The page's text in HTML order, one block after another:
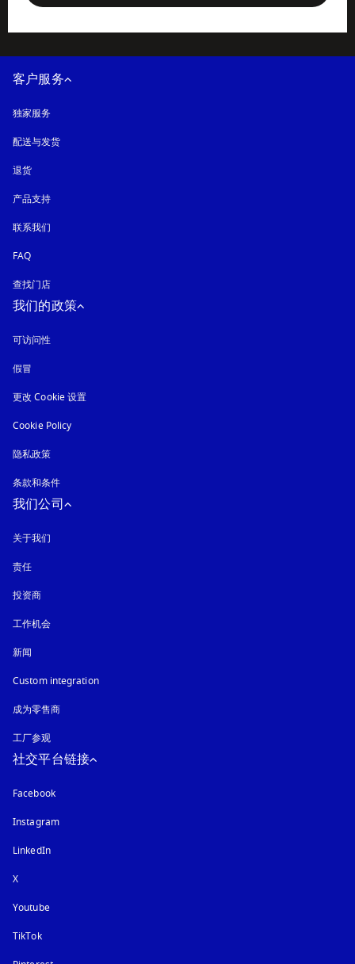
客户服务
独家服务
配送与发货
退货
产品支持
联系我们
FAQ
查找门店
我们的政策
可访问性
假冒
更改 Cookie 设置
Cookie Policy
隐私政策
条款和条件
我们公司
关于我们
责任
投资商
工作机会
新闻
Custom integration
成为零售商
工厂参观
社交平台链接
Facebook
Instagram在新选项卡中打开
LinkedIn
X
Youtube在新选项卡中打开
TikTok